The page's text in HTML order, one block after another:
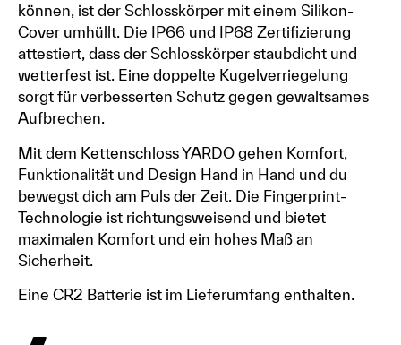
können, ist der Schlosskörper mit einem Silikon-
Cover umhüllt. Die IP66 und IP68 Zertifizierung
attestiert, dass der Schlosskörper staubdicht und
wetterfest ist. Eine doppelte Kugelverriegelung
sorgt für verbesserten Schutz gegen gewaltsames
Aufbrechen.
Mit dem Kettenschloss YARDO gehen Komfort,
Funktionalität und Design Hand in Hand und du
bewegst dich am Puls der Zeit. Die Fingerprint-
Technologie ist richtungsweisend und bietet
maximalen Komfort und ein hohes Maß an
Sicherheit.
Eine CR2 Batterie ist im Lieferumfang enthalten.